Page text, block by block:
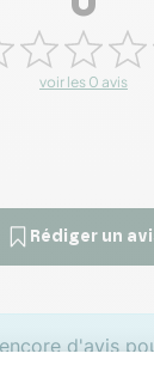
voir les 0 avis
Rédiger un
d'avis